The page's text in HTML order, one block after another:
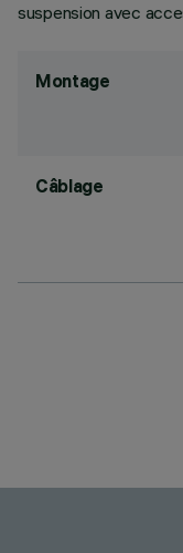
suspension avec
Montage
Câblage